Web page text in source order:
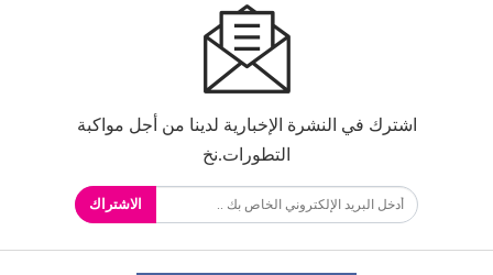
اشترك في النشرة الإخبارية لدينا من أجل مواكبة
التطورات.نخ
الاشتراك